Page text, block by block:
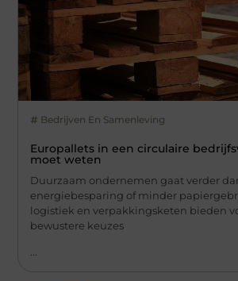
Bedrijven En Samenleving
Europallets in een circulaire
moet weten
Duurzaam ondernemen gaat verder
energiebesparing of minder
logistiek en verpakkingsketen bieden
bewustere keuzes
...